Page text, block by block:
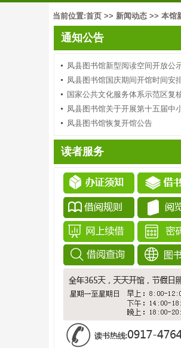
当前位置:首页 >> 新闻动态 >> 本馆
通知公告
凤县图书馆新型阅读空间开放公
凤县图书馆国庆期间开馆时间安
国家公共文化服务体系示范区复
凤县图书馆关于开展第十五届中
凤县图书馆恢复开馆公告
读者服务